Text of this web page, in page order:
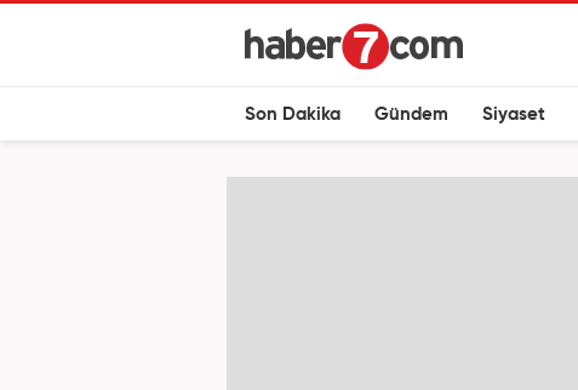
Son Dakika Gündem Siyaset